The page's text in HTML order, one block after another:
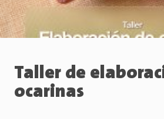
Taller de
ocarinas